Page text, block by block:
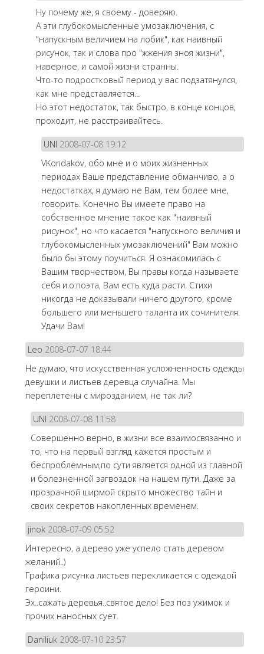
Ну почему же, я своему - доверяю.
А эти глубокомысленные умозаключения, с
"напускным величием на лобик", как наивный
рисунок, так и слова про "жжения зноя жизни",
наверное, и самой жизни странны.
Что-то подростковый период у вас подзатянулся,
как мне представляется...
Но этот недостаток, так быстро, в конце концов,
проходит, не расстраивайтесь.
UNI 2008-07-08 19:12
VKondakov, обо мне и о моих жизненных
периодах Ваше представление обманчиво, а о
недостатках, я думаю не Вам, тем более мне,
говорить. Конечно Вы имеете право на
собственное мнение такое как "наивный
рисунок", но что касается "напускного величия и
глубокомысленных умозаключений" Вам можно
было бы этому поучиться. Я ознакомилась с
Вашим творчеством, Вы правы когда называете
себя и.о.поэта, Вам есть куда расти. Стихи
никогда не доказывали ничего другого, кроме
большего или меньшего таланта их сочинителя.
Удачи Вам!
Leo 2008-07-07 18:44
Не думаю, что искусственная усложненность одежды
девушки и листьев деревца случайна. Мы
переплетены с мирозданием, не так ли?
UNI 2008-07-08 11:58
Совершенно верно, в жизни все взаимосвязанно и
то, что на первый взгляд кажется простым и
беспроблемным,по сути является одной из главной
и болезненной загвоздок на нашем пути. Даже за
прозрачной ширмой скрыто множество тайн и
своих секретов накопленных временем.
jinok 2008-07-09 05:52
Интересно, а дерево уже успело стать деревом
желаний..)
Графика рисунка листьев перекликается с одеждой
героини.
Эх..сажать деревья..святое дело! Без поз ужимок и
прочих наносных сует.
Daniliuk 2008-07-10 23:57